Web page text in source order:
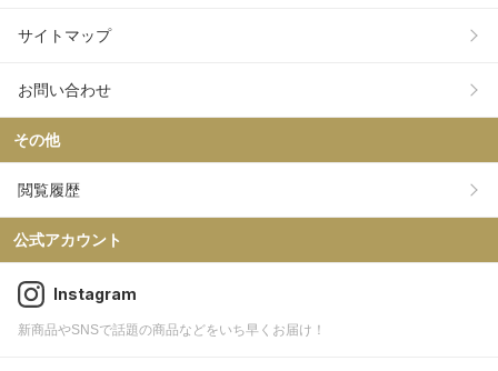
サイトマップ
お問い合わせ
その他
閲覧履歴
公式アカウント
Instagram
新商品やSNSで話題の商品などをいち早くお届け！